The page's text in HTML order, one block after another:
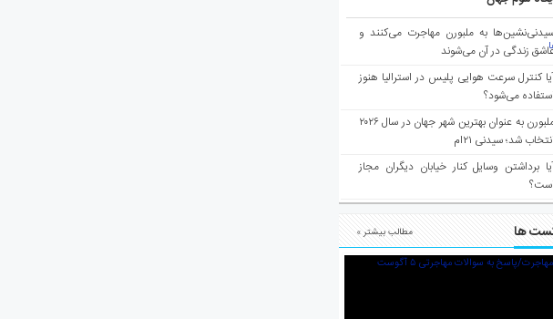
به ملبورن مهاجرت می‌کنند و
زندگی در آن می‌شوند
کنترل سرعت هوایی پلیس در استرالیا هنوز
استفاده می‌شود؟
ملبورن به عنوان بهترین شهر جهان در سال ۲۰۲۶
انتخاب شد؛ سیدنی ۲۱‌ام
برداشتن وسایل کنار خیابان دیگران مجاز
است؟
ها مطالب بیشتر »